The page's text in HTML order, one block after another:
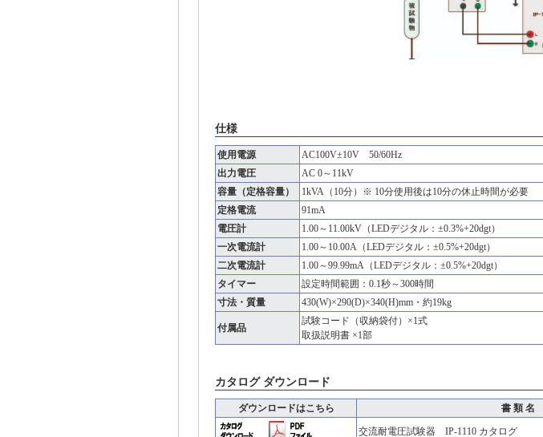
仕様
使用電源
AC100V±10V 50/60Hz
出力電圧
AC 0～11kV
容量（定格容量）
1kVA（10分）※ 10分使用後は10分の休止時間が必要
定格電流
91mA
電圧計
1.00～11.00kV（LEDデジタル：±0.3%+20dgt）
一次電流計
1.00～10.00A（LEDデジタル：±0.5%+20dgt）
二次電流計
1.00～99.99mA（LEDデジタル：±0.5%+20dgt）
タイマー
設定時間範囲：0.1秒～300時間
寸法・質量
430(W)×290(D)×340(H)mm・約19kg
付属品
試験コード（収納袋付）×1式
取扱説明書 ×1部
カタログ ダウンロード
ダウンロードはこちら 書 類 名
交流耐電圧試験器 IP-1110 カタログ